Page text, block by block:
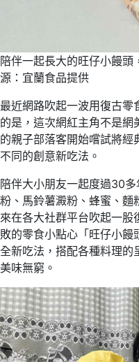
陪伴一起長大的旺仔小饅
源：宜蘭食品提供
最近網路吹起一波用復古零
的是，這次網紅主角不是網
的親子部落客開始嚐試將經
不同的創意新吃法。
陪伴大小朋友一起度過30
粉、馬鈴薯澱粉、蜂蜜、麵
來在各大社群平台吹起一
敗的零食小點心「旺仔小饅
全新吃法，搭配各種料理的
美味無窮。